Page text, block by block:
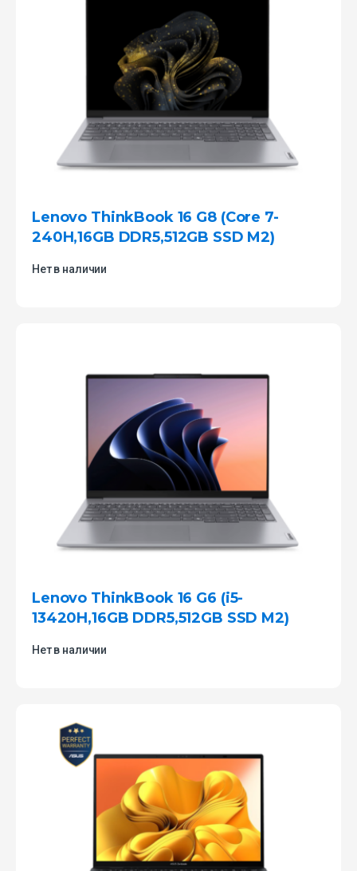
Lenovo ThinkBook 16 G8 (Core 7-
240H,16GB DDR5,512GB SSD M2)
Нет в наличии
Lenovo ThinkBook 16 G6 (i5-
13420H,16GB DDR5,512GB SSD M2)
Нет в наличии